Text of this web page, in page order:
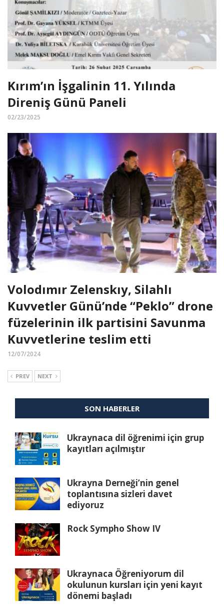
Kırım’ın İşgalinin 11. Yılında
Direniş Günü Paneli
02/23/2025
Volodımır Zelenskıy, Silahlı
Kuvvetler Günü’nde “Peklo” drone
füzelerinin ilk partisini Savunma
Kuvvetlerine teslim etti
12/07/2024
PREV NEXT
SON HABERLER
Ukraynaca dil öğrenimi için grup
kayıtları açılmıştır
Ukrayna Derneği’nin genel
toplantısına sizleri davet
ediyoruz
Rock Sympho Show IV
Ukraynaca Öğreniyorum dil
okulunun kursları için yeni kayıt
dönemi başladı